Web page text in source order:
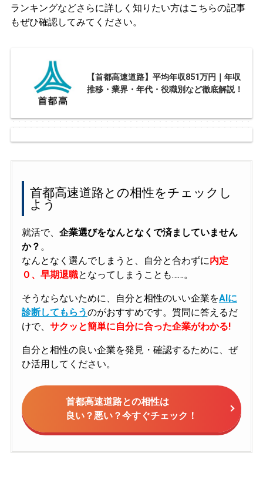
ランキングなどさらに詳しく知りたい方はこちらの記事
もぜひ確認してみてください。
【首都高速道路】平均年収851万円｜年収
推移・業界・年代・役職別など徹底解説！
首都高速道路との相性をチェックし
よう
就活で、 企業選びをなんとなくで済ましていません
か？ 。
なんとなく選んでしまうと、自分と合わずに内定
０、早期退職となってしまうことも……。
そうならないために、自分と相性のいい企業をAIに
診断してもらうのがおすすめです。質問に答えるだ
けで、 サクッと簡単に自分に合った企業がわかる!
自分と相性の良い企業を発見・確認するために、ぜ
ひ活用してください。
首都高速道路との相性は
良い？悪い？今すぐチェック！